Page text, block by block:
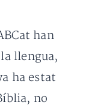
han
llengua,
ha estat
no